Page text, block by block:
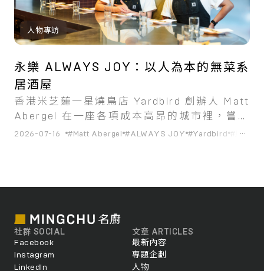
人物專訪
永樂 ALWAYS JOY：以人為本的無菜系
居酒屋
香港米芝蓮一星燒鳥店 Yardbird 創辦人 Matt
Abergel 在一座各項成本高昂的城市裡，嘗試
一種「把員工當作人對待」的永續經營模式。
2026-07-16 #Matt Abergel #ALWAYS JOY #Yardbird #居酒屋
...
社群 SOCIAL
Facebook
Instagram
LinkedIn
文章 ARTICLES
最新內容
專題企劃
人物